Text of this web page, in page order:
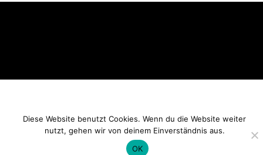
Diese Website benutzt Cookies. Wenn du die Website weiter
nutzt, gehen wir von deinem Einverständnis aus.
OK